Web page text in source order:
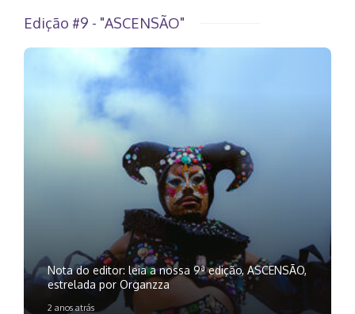
Edição #9 - "ASCENSÃO"
Nota do editor: leia a nossa 9ª edição, ASCENSÃO,
estrelada por Organzza
2 anos atrás